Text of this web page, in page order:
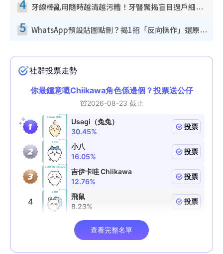
4 牙線棒亂用隨時越清越污糟！牙醫驚揭盲目過戶細菌恐致蛀牙：呢種先係日常真保養
5 WhatsApp預設貼圖點刪？揭1招「反向操作」還原簡潔介面 附3步實測教學